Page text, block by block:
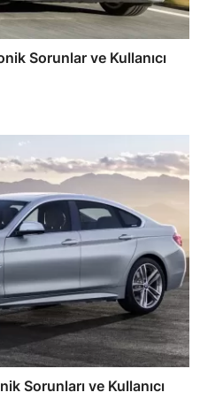
Sorunlar ve Kullanıcı
Sorunları ve Kullanıcı